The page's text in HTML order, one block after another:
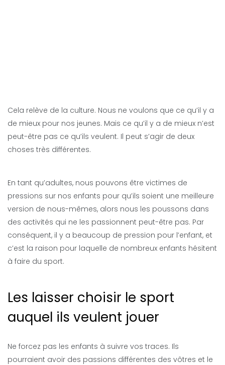
Cela relève de la culture. Nous ne voulons que ce qu’il y a
de mieux pour nos jeunes. Mais ce qu’il y a de mieux n’est
peut-être pas ce qu’ils veulent. Il peut s’agir de deux
choses très différentes.
En tant qu’adultes, nous pouvons être victimes de
pressions sur nos enfants pour qu’ils soient une meilleure
version de nous-mêmes, alors nous les poussons dans
des activités qui ne les passionnent peut-être pas. Par
conséquent, il y a beaucoup de pression pour l’enfant, et
c’est la raison pour laquelle de nombreux enfants hésitent
à faire du sport.
Les laisser choisir le sport
auquel ils veulent jouer
Ne forcez pas les enfants à suivre vos traces. Ils
pourraient avoir des passions différentes des vôtres et le